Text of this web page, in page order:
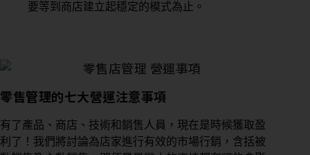
要等到商店建立起穩定的模式為止。
零售管理的七大營運注意事項
有了產品、商店、技術和銷售人員，現在是時候獲取盈
利了！我們將討論為店家進行有效的市場行銷，含括被